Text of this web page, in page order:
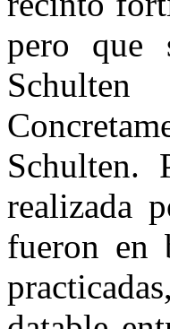
pero que
Schulten.
realizada
fueron en